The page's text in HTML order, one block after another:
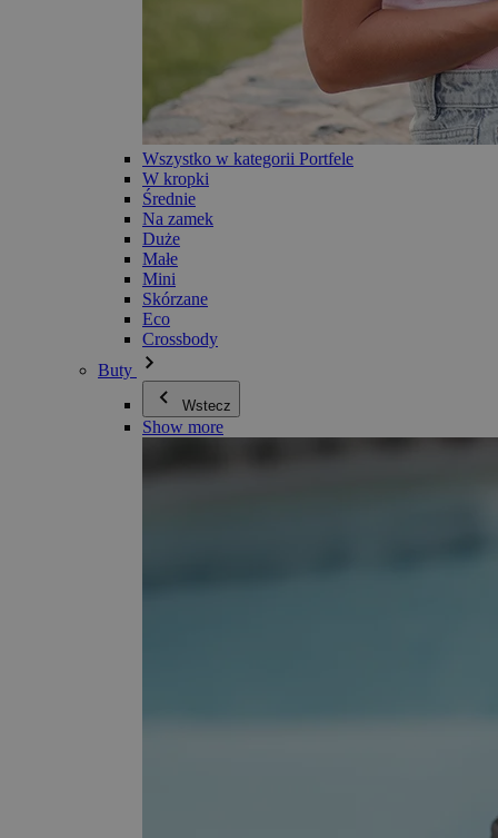
Wszystko w kategorii Portfele
W kropki
Średnie
Na zamek
Duże
Małe
Mini
Skórzane
Eco
Crossbody
Buty
Wstecz
Show more